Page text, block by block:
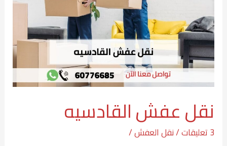
نقل عفش القادسيه
3 تعليقات /نقل العفش/